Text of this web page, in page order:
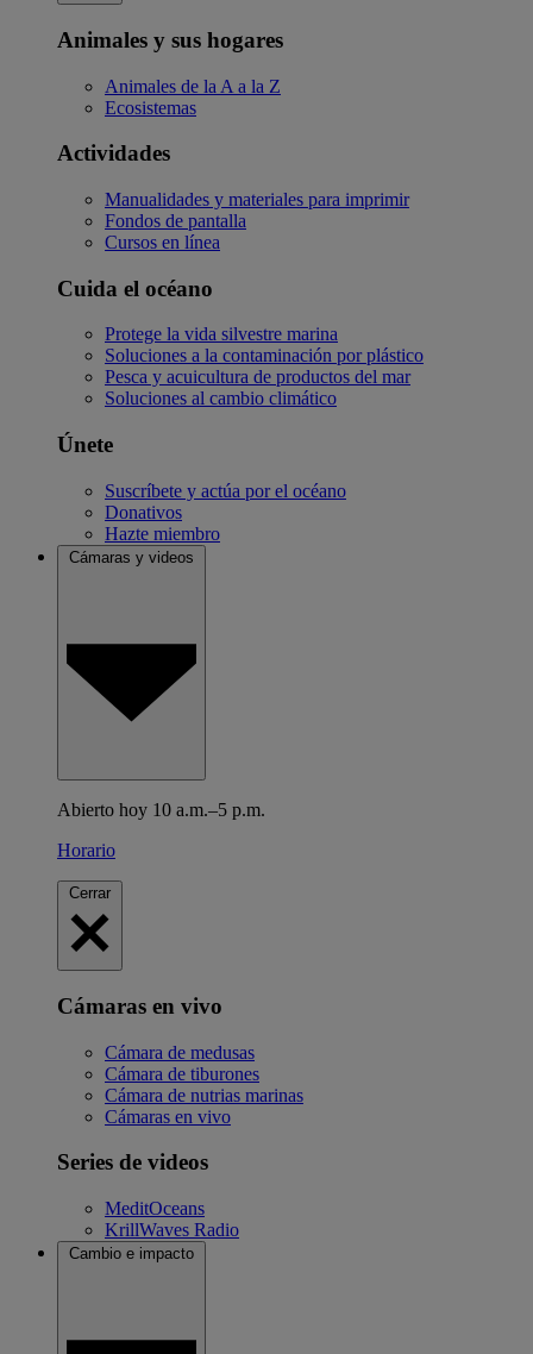
Animales y sus hogares
Animales de la A a la Z
Ecosistemas
Actividades
Manualidades y materiales para imprimir
Fondos de pantalla
Cursos en línea
Cuida el océano
Protege la vida silvestre marina
Soluciones a la contaminación por plástico
Pesca y acuicultura de productos del mar
Soluciones al cambio climático
Únete
Suscríbete y actúa por el océano
Donativos
Hazte miembro
Cámaras y videos
Abierto hoy 10 a.m.–5 p.m.
Horario
Cerrar
Cámaras en vivo
Cámara de medusas
Cámara de tiburones
Cámara de nutrias marinas
Cámaras en vivo
Series de videos
MeditOceans
KrillWaves Radio
Cambio e impacto